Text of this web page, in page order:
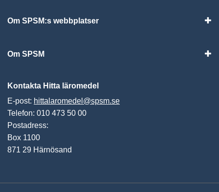
Om SPSM:s webbplatser
Om SPSM
Kontakta Hitta läromedel
E-post: hittalaromedel@spsm.se
Telefon: 010 473 50 00
Postadress:
Box 1100
871 29 Härnösand